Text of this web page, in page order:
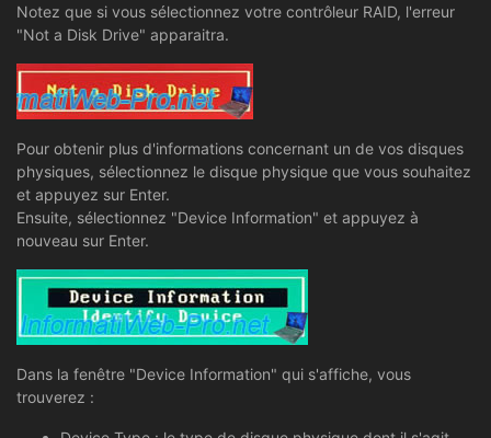
Notez que si vous sélectionnez votre contrôleur RAID, l'erreur
"Not a Disk Drive" apparaitra.
Pour obtenir plus d'informations concernant un de vos disques
physiques, sélectionnez le disque physique que vous souhaitez
et appuyez sur Enter.
Ensuite, sélectionnez "Device Information" et appuyez à
nouveau sur Enter.
Dans la fenêtre "Device Information" qui s'affiche, vous
trouverez :